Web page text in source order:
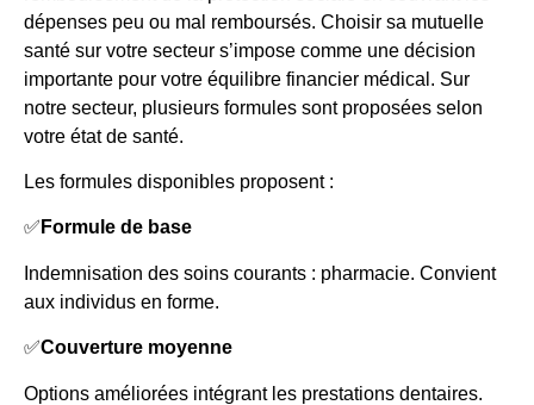
dépenses peu ou mal remboursés. Choisir sa mutuelle
santé sur votre secteur s’impose comme une décision
importante pour votre équilibre financier médical. Sur
notre secteur, plusieurs formules sont proposées selon
votre état de santé.
Les formules disponibles proposent :
✅ Formule de base
Indemnisation des soins courants : pharmacie. Convient
aux individus en forme.
✅Couverture moyenne
Options améliorées intégrant les prestations dentaires.